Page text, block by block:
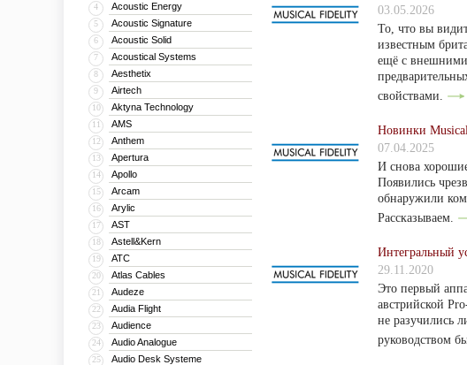
4 Acoustic Energy
5 Acoustic Signature
6 Acoustic Solid
7 Acoustical Systems
8 Aesthetix
9 Airtech
10 Aktyna Technology
11 AMS
12 Anthem
13 Apertura
14 Apollo
15 Arcam
16 Arylic
17 AST
18 Astell&Kern
19 ATC
20 Atlas Cables
21 Audeze
22 Audia Flight
23 Audience
24 Audio Analogue
25 Audio Desk Systeme
03.05.2026
То, что вы
известным
ещё с внешними
свойствами.
Новинки
07.04.2025
И снова
Появились
обнаружили
Рассказываем.
Интегральный
29.11.2020
Это первый
австрийской
не разучились
руководством